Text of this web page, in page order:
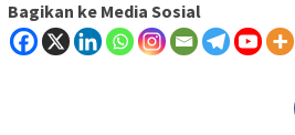
Bagikan ke Media Sosial